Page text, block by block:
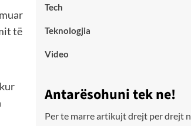
të
Tech
Teknologjia
Video
Antarësohuni tek ne!
Per te marre artikujt drejt per drejt